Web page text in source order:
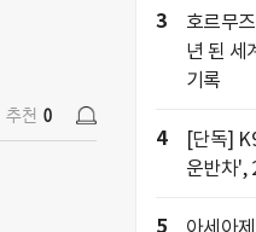
추천 0